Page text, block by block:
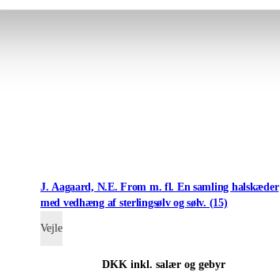
J. Aagaard, N.E. From m. fl. En samling halskæder
med vedhæng af sterlingsølv og sølv. (15)
Vejle
DKK inkl. salær og gebyr